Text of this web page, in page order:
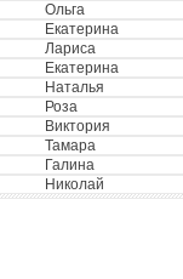
Ольга
Екатерина
Лариса
Екатерина
Наталья
Роза
Виктория
Тамара
Галина
Николай